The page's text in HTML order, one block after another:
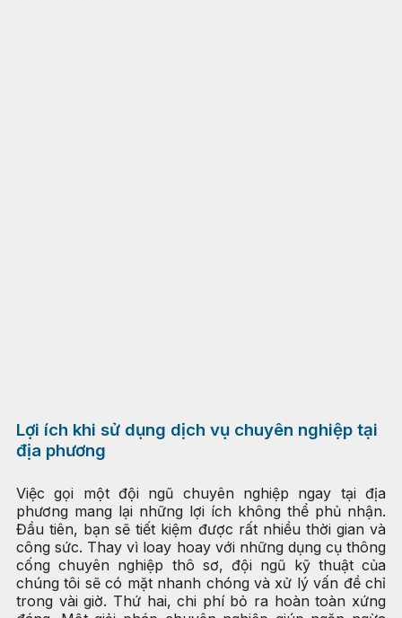
Lợi ích khi sử dụng dịch vụ chuyên nghiệp tại
địa phương
Việc gọi một đội ngũ chuyên nghiệp ngay tại địa
phương mang lại những lợi ích không thể phủ nhận.
Đầu tiên, bạn sẽ tiết kiệm được rất nhiều thời gian và
công sức. Thay vì loay hoay với những dụng cụ thông
cống chuyên nghiệp thô sơ, đội ngũ kỹ thuật của
chúng tôi sẽ có mặt nhanh chóng và xử lý vấn đề chỉ
trong vài giờ. Thứ hai, chi phí bỏ ra hoàn toàn xứng